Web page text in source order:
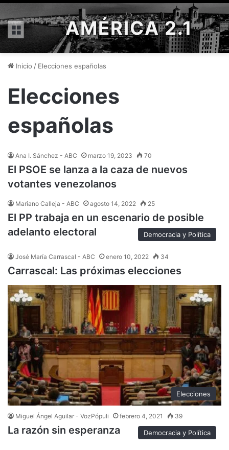
Menú AMÉRICA 2.1
Inicio / Elecciones españolas
Elecciones
españolas
Ana I. Sánchez - ABC marzo 19, 2023 70
El PSOE se lanza a la caza de nuevos
votantes venezolanos
Mariano Calleja - ABC agosto 14, 2022 25
El PP trabaja en un escenario de posible
adelanto electoral
Democracia y Política
José María Carrascal - ABC enero 10, 2022 34
Carrascal: Las próximas elecciones
Elecciones
Miguel Ángel Aguilar - VozPópuli febrero 4, 2021 39
La razón sin esperanza Democracia y Política